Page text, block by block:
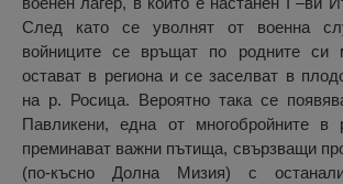
След като се уволнят от военна
войниците се връщат по родните си
остават в региона и се заселват в
на р. Росица. Вероятно така се
Павликени, една от многобройните в
преминават важни пътища, свързващи
(по-късно Долна Мизия) с